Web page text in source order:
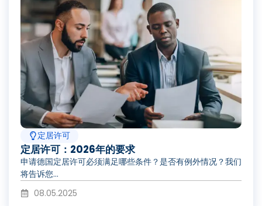
定居许可
定居许可：2026年的要求
申请德国定居许可必须满足哪些条件？是否有例外情况？我们
将告诉您...
08.05.2025